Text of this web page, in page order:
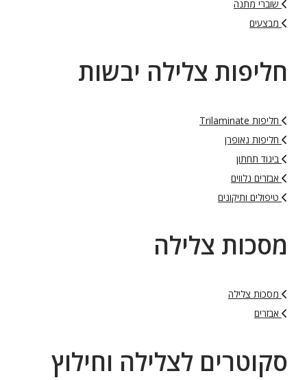
שוברי מתנה
מבצעים
חליפות צלילה יבשות
חליפות Trilaminate
חליפות נאופרן
ביגוד תחתון
אבזרים נלווים
טיפולים ותיקונים
מסכות צלילה
מסכות צלילה
אבזרים
סקוטרים לצלילה וחילוץ